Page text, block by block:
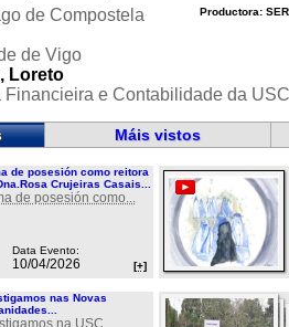
Productora:
de Compostela
de Vigo
Loreto
Financieira e Contabilidade da USC
Máis vistos
de posesión como reitora
Crujeiras Casais...
de posesión como...
Data Evento:
10/04/2026 [+]
nas Novas
na USC